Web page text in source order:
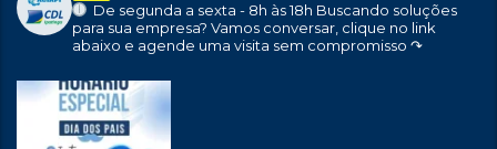
De segunda a sexta - 8h às 18h Buscando soluções
para sua empresa? Vamos conversar, clique no link
abaixo e agende uma visita sem compromisso ↷